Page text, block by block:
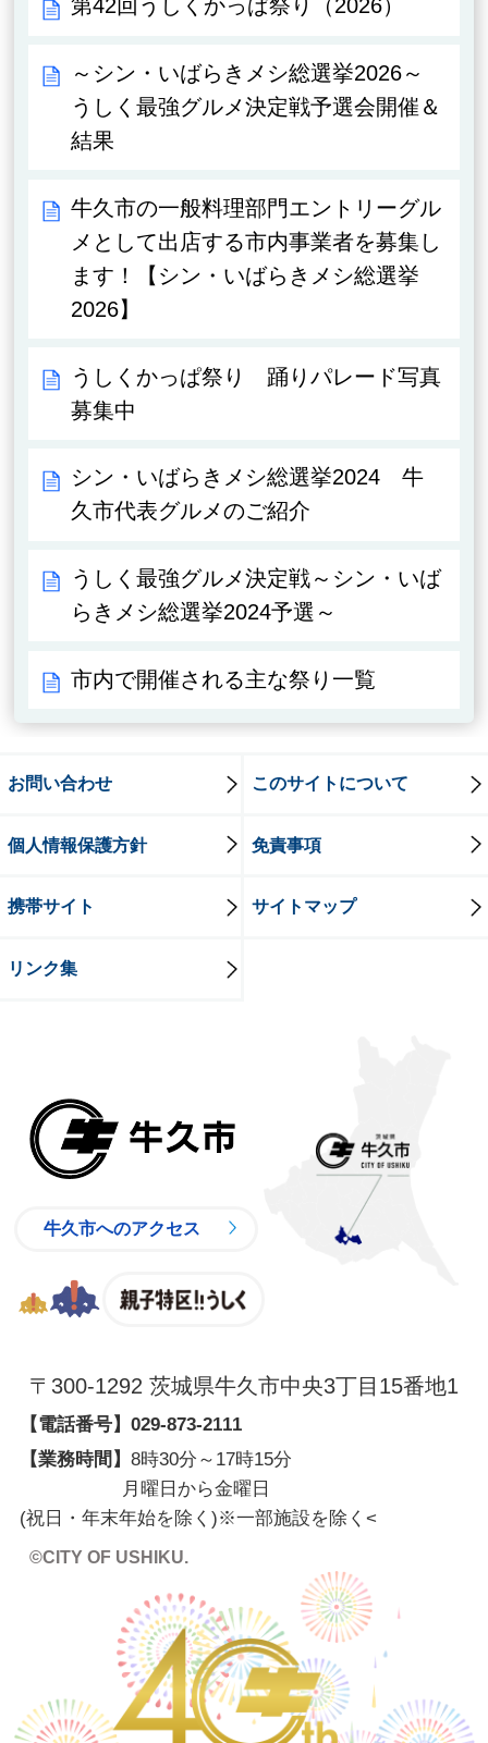
第42回うしくかっぱ祭り（2026）
～シン・いばらきメシ総選挙2026～
うしく最強グルメ決定戦予選会開催＆
結果
牛久市の一般料理部門エントリーグル
メとして出店する市内事業者を募集し
ます！【シン・いばらきメシ総選挙
2026】
うしくかっぱ祭り 踊りパレード写真
募集中
シン・いばらきメシ総選挙2024 牛
久市代表グルメのご紹介
うしく最強グルメ決定戦～シン・いば
らきメシ総選挙2024予選～
市内で開催される主な祭り一覧
お問い合わせ このサイトについて
個人情報保護方針 免責事項
携帯サイト サイトマップ
リンク集
牛久市へのアクセス
〒300-1292 茨城県牛久市中央3丁目15番地1
【電話番号】 029-873-2111
【業務時間】 8時30分～17時15分
月曜日から金曜日
(祝日・年末年始を除く)※一部施設を除く <
©CITY OF USHIKU.